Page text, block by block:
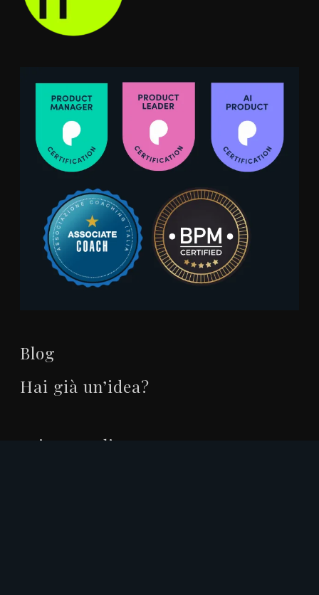
Blog
Hai già un’idea?
Privacy Policy